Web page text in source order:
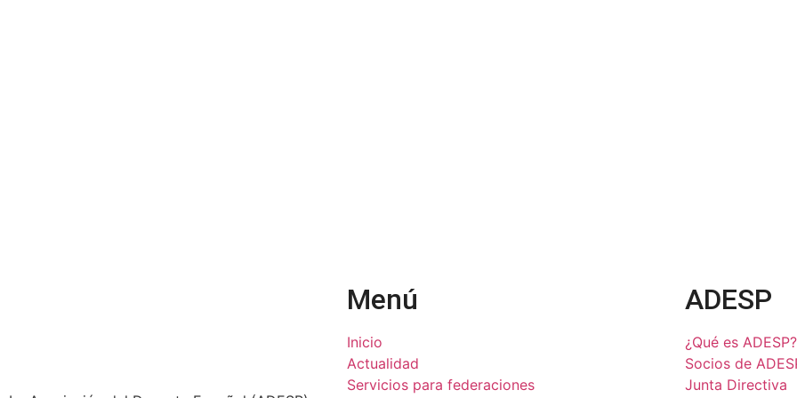
Menú
Inicio
Actualidad
Servicios para federaciones
ADESP
¿Qué es ADESP?
Socios de
Junta Directiva